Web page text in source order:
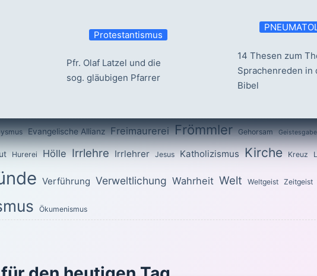
Protestantismus
Pfr. Olaf Latzel und die
sog. gläubigen Pfarrer
14 Thesen zum
Sprachenreden in
Bibel
Evangelische Allianz Freimaurerei Frömmler Gehorsam
Hurerei Hölle Irrlehre Irrlehrer Jesus Katholizismus Kirche Kreuz
Verführung Verweltlichung Wahrheit Welt Weltgeist Zeitgeist
Ökumenismus